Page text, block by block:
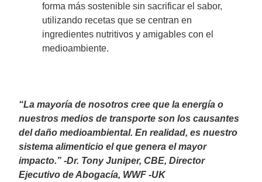
forma más sostenible sin sacrificar el sabor,
utilizando recetas que se centran en
ingredientes nutritivos y amigables con el
medioambiente.
“La mayoría de nosotros cree que la energía o
nuestros medios de transporte son los causantes
del daño medioambiental. En realidad, es nuestro
sistema alimenticio el que genera el mayor
impacto.” -Dr. Tony Juniper, CBE, Director
Ejecutivo de Abogacía, WWF -UK